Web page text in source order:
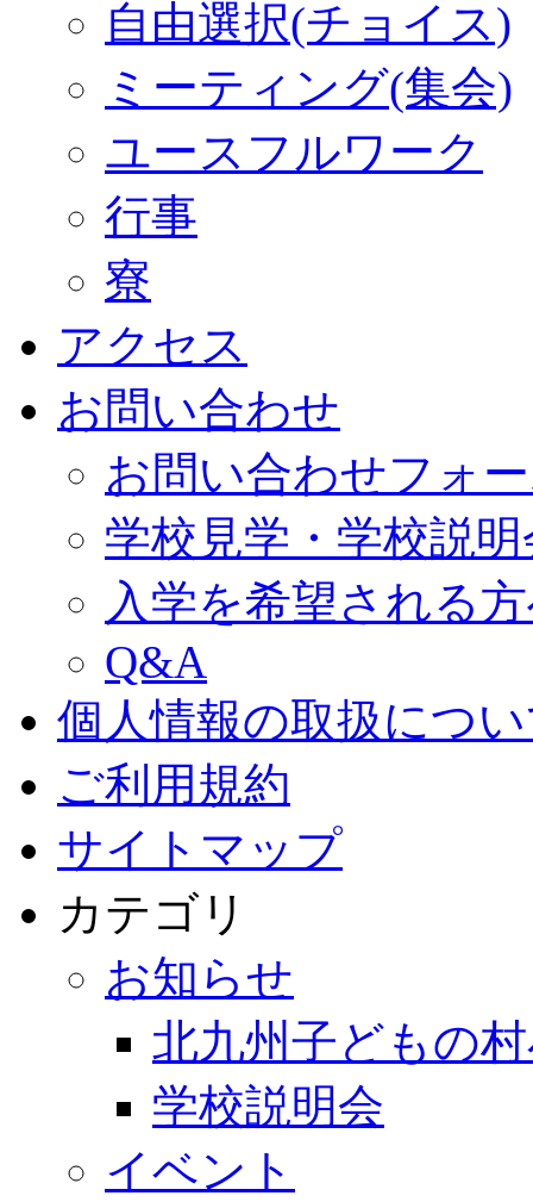
自由選択(チョイス)
ミーティング(集会)
ユースフルワーク
行事
寮
アクセス
お問い合わせ
お問い合わせフォ
学校見学・学校説明
入学を希望される
Q&A
個人情報の取扱につ
ご利用規約
サイトマップ
カテゴリ
お知らせ
北九州子どもの
学校説明会
イベント